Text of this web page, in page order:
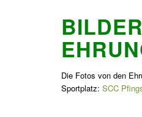
Die Fotos von den
Sportplatz:SCC